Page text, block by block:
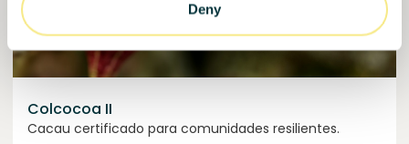
Deny
Colcocoa II
Cacau certificado para comunidades resilientes.